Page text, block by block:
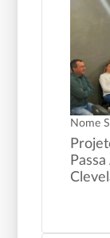
Nome